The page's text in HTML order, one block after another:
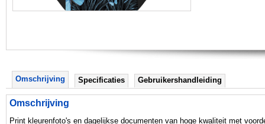
Omschrijving Specificaties Gebruikershandleiding
Omschrijving
Print kleurenfoto's en dagelijkse documenten van hoge kwaliteit met